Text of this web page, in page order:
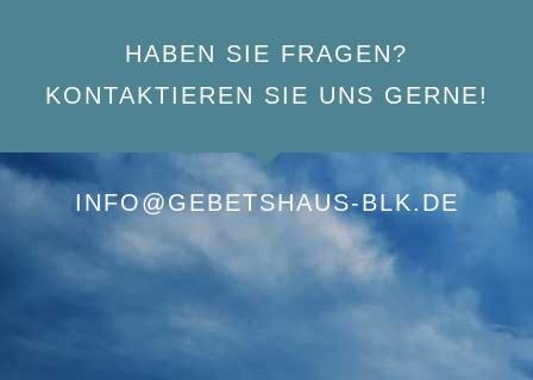
HABEN SIE FRAGEN?
KONTAKTIEREN SIE UNS GERNE!
INFO@GEBETSHAUS-BLK.DE